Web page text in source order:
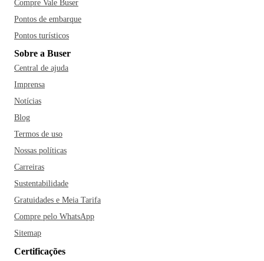
Compre Vale Buser
Pontos de embarque
Pontos turísticos
Sobre a Buser
Central de ajuda
Imprensa
Notícias
Blog
Termos de uso
Nossas políticas
Carreiras
Sustentabilidade
Gratuidades e Meia Tarifa
Compre pelo WhatsApp
Sitemap
Certificações